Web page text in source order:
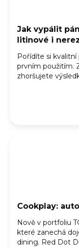
Jak vypálit
litinové i
Pořídíte si
prvním použitím.
zhoršujete
Cookplay:
Nově v portfoliu
které zanechá
dining. Red Dot